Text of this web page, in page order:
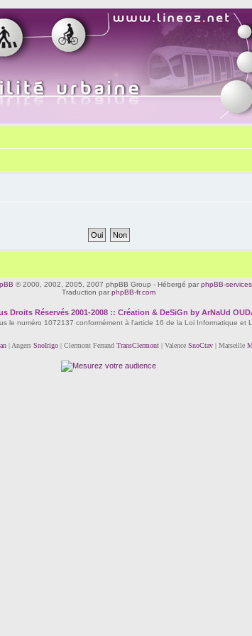
© 2000, 2002, 2005, 2007 phpBB Group - Hébergé par phpBB-
Traduction par phpBB-fr.com
Droits Réservés 2001-2008 :: Création & DeSiGn by ArNaUd
le numéro 1072137 conformément à l'article 16 de la Loi Informatique et
| Angers SnoIrigo| Clermont Ferrand TransClermont| Valence SnoCtav| Marseille